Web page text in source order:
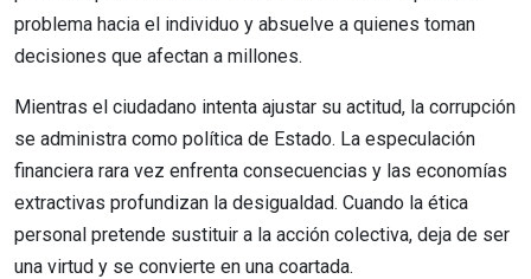
problema hacia el individuo y absuelve a quienes toman
decisiones que afectan a millones.
Mientras el ciudadano intenta ajustar su actitud, la corrupción
se administra como política de Estado. La especulación
financiera rara vez enfrenta consecuencias y las economías
extractivas profundizan la desigualdad. Cuando la ética
personal pretende sustituir a la acción colectiva, deja de ser
una virtud y se convierte en una coartada.